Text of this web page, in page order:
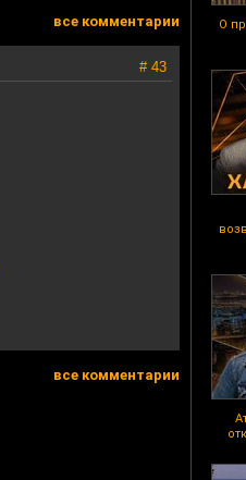
О
все комментарии
# 43
все комментарии